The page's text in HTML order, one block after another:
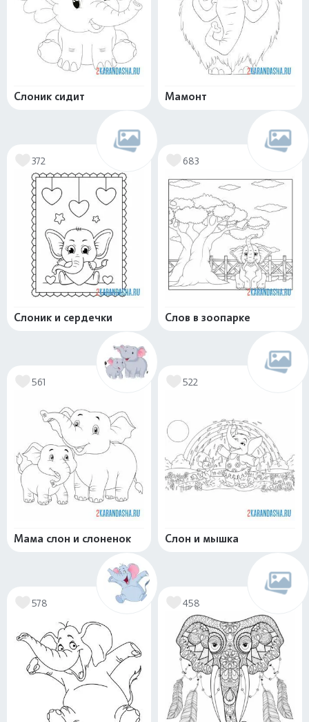
Слоник сидит Мамонт
372
Слоник и сердечки
683
Слов в зоопарке
561
Мама слон и слоненок
522
Слон и мышка
578 458